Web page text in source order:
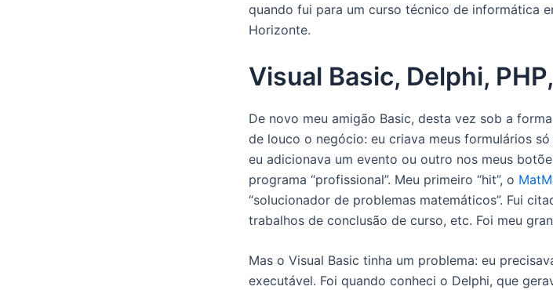
quando fui para um curso técnico de informática
Horizonte.
Visual Basic, Delphi,
De novo meu amigão Basic, desta vez sob a
de louco o negócio: eu criava meus formulários
eu adicionava um evento ou outro nos meus
programa “profissional”. Meu primeiro “hit”, o
“solucionador de problemas matemáticos”. Fui
trabalhos de conclusão de curso, etc. Foi meu
Mas o Visual Basic tinha um problema: eu
executável. Foi quando conheci o Delphi, que